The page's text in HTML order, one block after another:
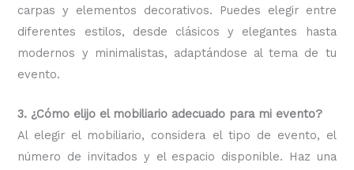
carpas y elementos decorativos. Puedes elegir entre
diferentes estilos, desde clásicos y elegantes hasta
modernos y minimalistas, adaptándose al tema de tu
evento.
3. ¿Cómo elijo el mobiliario adecuado para mi evento?
Al elegir el mobiliario, considera el tipo de evento, el
número de invitados y el espacio disponible. Haz una